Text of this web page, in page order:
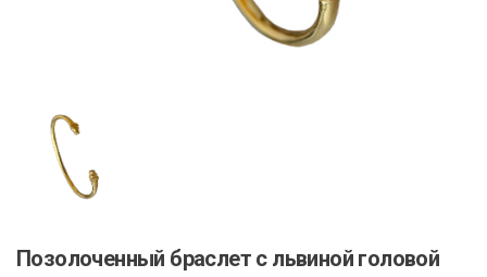
Позолоченный браслет с львиной головой